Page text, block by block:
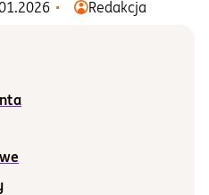
Redakcja